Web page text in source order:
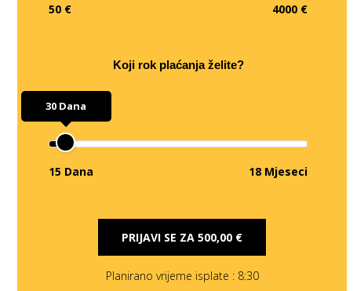
50 € 4000 €
Koji rok plaćanja želite?
30 Dana
15 Dana 18 Mjeseci
PRIJAVI SE ZA 500,00 €
Planirano vrijeme isplate : 8:30